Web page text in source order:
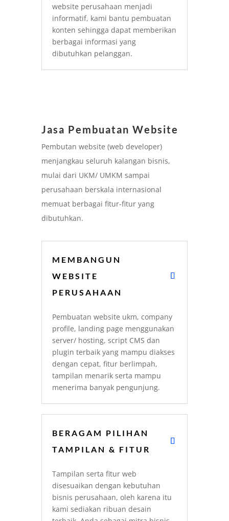
website perusahaan menjadi
informatif, kami bantu pembuatan
konten sehingga dapat memberikan
berbagai informasi yang
dibutuhkan pelanggan.
Jasa Pembuatan Website
Pembutan website (web developer)
menjangkau seluruh kalangan bisnis,
mulai dari UKM/ UMKM sampai
perusahaan berskala internasional
memuat berbagai fitur-fitur yang
dibutuhkan.
MEMBANGUN
WEBSITE
PERUSAHAAN
Pembuatan website ukm, company
profile, landing page menggunakan
server/ hosting, script CMS dan
plugin terbaik yang mampu diakses
dengan cepat, fitur berlimpah,
tampilan menarik serta mampu
menerima banyak pengunjung.
BERAGAM PILIHAN
TAMPILAN & FITUR
Tampilan serta fitur web
disesuaikan dengan kebutuhan
bisnis perusahaan, oleh karena itu
kami sediakan ribuan desain